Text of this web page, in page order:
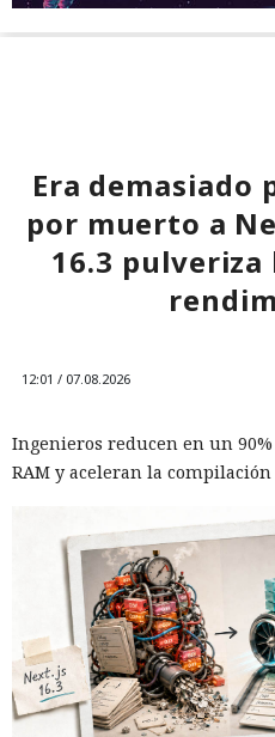
Era demasiado
por muerto a
16.3 pulveriza
12:01 / 07.08.2026
Ingenieros reducen en un
RAM y aceleran la compilación